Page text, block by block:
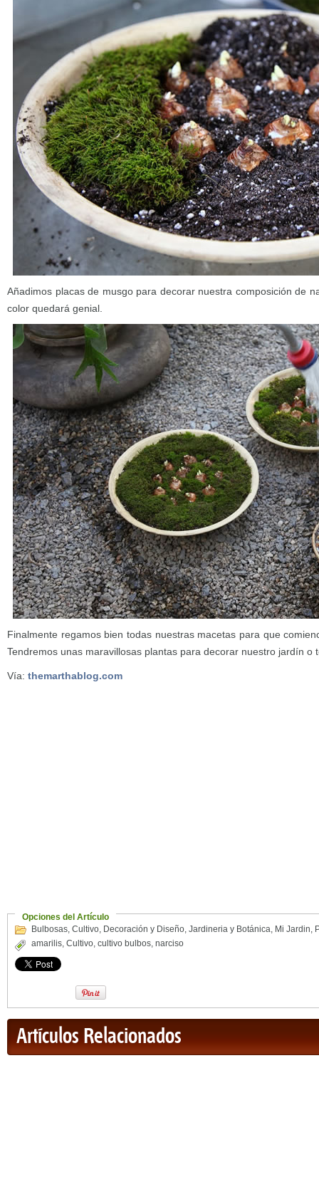
Añadimos placas de musgo para decorar nuestra composición de
color quedará genial.
Finalmente regamos bien todas nuestras macetas para que
Tendremos unas maravillosas plantas para decorar nuestro jardín o
Vía: themarthablog.com
Opciones del Artículo
Bulbosas, Cultivo, Decoración y Diseño, Jardineria y Botánica, Mi Jardin,
amarilis, Cultivo, cultivo bulbos, narciso
Artículos Relacionados